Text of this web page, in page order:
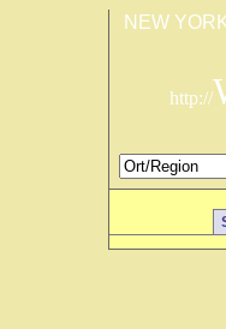
NEW
http://